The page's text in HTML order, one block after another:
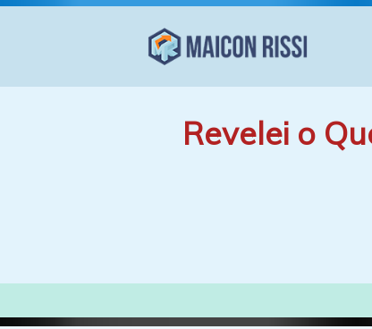
Revelei o